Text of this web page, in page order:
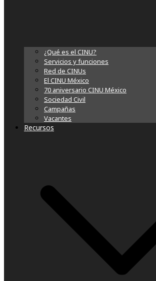
¿Qué es el CINU?
Servicios y funciones
Red de CINUs
El CINU México
70 aniversario CINU México
Sociedad Civil
Campañas
Vacantes
Recursos